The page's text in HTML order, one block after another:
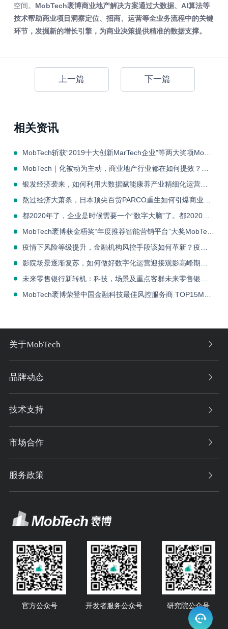
空间。 MobTech袤博商业地产解决方案通过大数据、AI算法等
技术帮助商业项目洞察定位、招商、运营等全业务流程中的关键
环节，发掘新的增长引擎，为商业决策提供精准的数据支撑。
上一篇 下一篇
相关资讯
MobTech斩获“2019十大创新MarTech企业”等两大奖项MobTech斩获“2019十大创新MarTech企业”等两大奖项
MobTech｜化被动为主动，商业地产行业都在如何提效？MobTech｜化被动为主动，商业地产行业都在如何提效？
银发经济袭来，如何利用大数据赋能康养产业精细化运营银发经济袭来，如何利用大数据赋能康养产业精细化运营
都2020年了，企业是时候需要一个“数字大脑”了。都2020年了，企业是时候需要一个“数字大脑”了。
MobTech袤博获金梧奖“年度推荐智能营销平台”大奖MobTech袤博获金梧奖“年度推荐智能营销平台”大奖
关于MobTech
品牌动态
技术支持
市场合作
服务政策
官方公众号 开发者服务公众号 研究院公众号